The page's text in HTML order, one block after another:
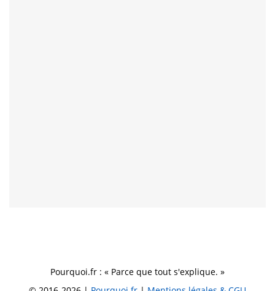
Pourquoi.fr : « Parce que tout s'explique. »